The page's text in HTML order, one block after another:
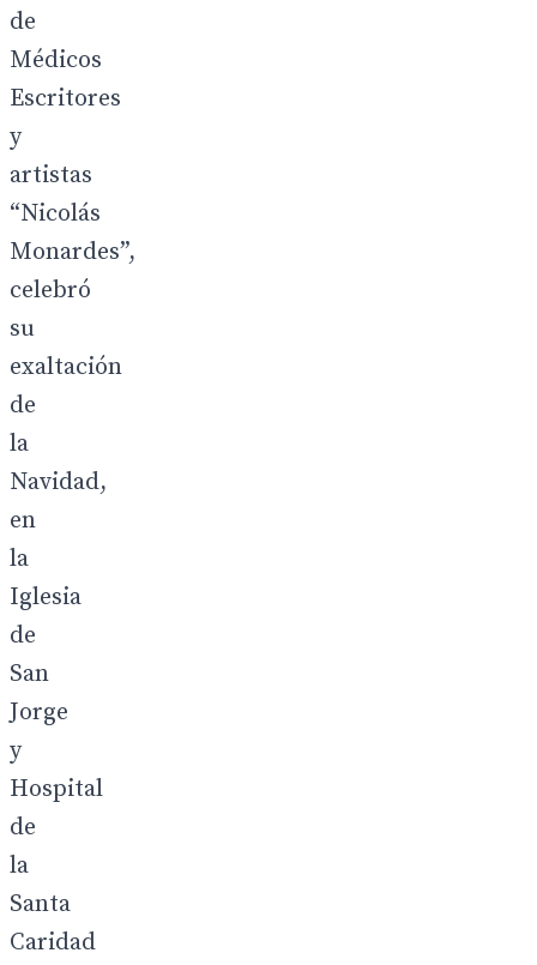
de
Médicos
Escritores
y
artistas
“Nicolás
Monardes”,
celebró
su
exaltación
de
la
Navidad,
en
la
Iglesia
de
San
Jorge
y
Hospital
de
la
Santa
Caridad